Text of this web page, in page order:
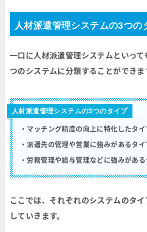
人材派遣管理システムの3つの
一口に人材派遣管理システムといっ
つのシステムに分類することができま
人材派遣管理システムの3つのタイプ
・マッチング精度の向上に特化したタ
・派遣先の管理や営業に強みがあるタ
・労務管理や給与管理などに強みがあ
ここでは、それぞれのシステムのタ
していきます。